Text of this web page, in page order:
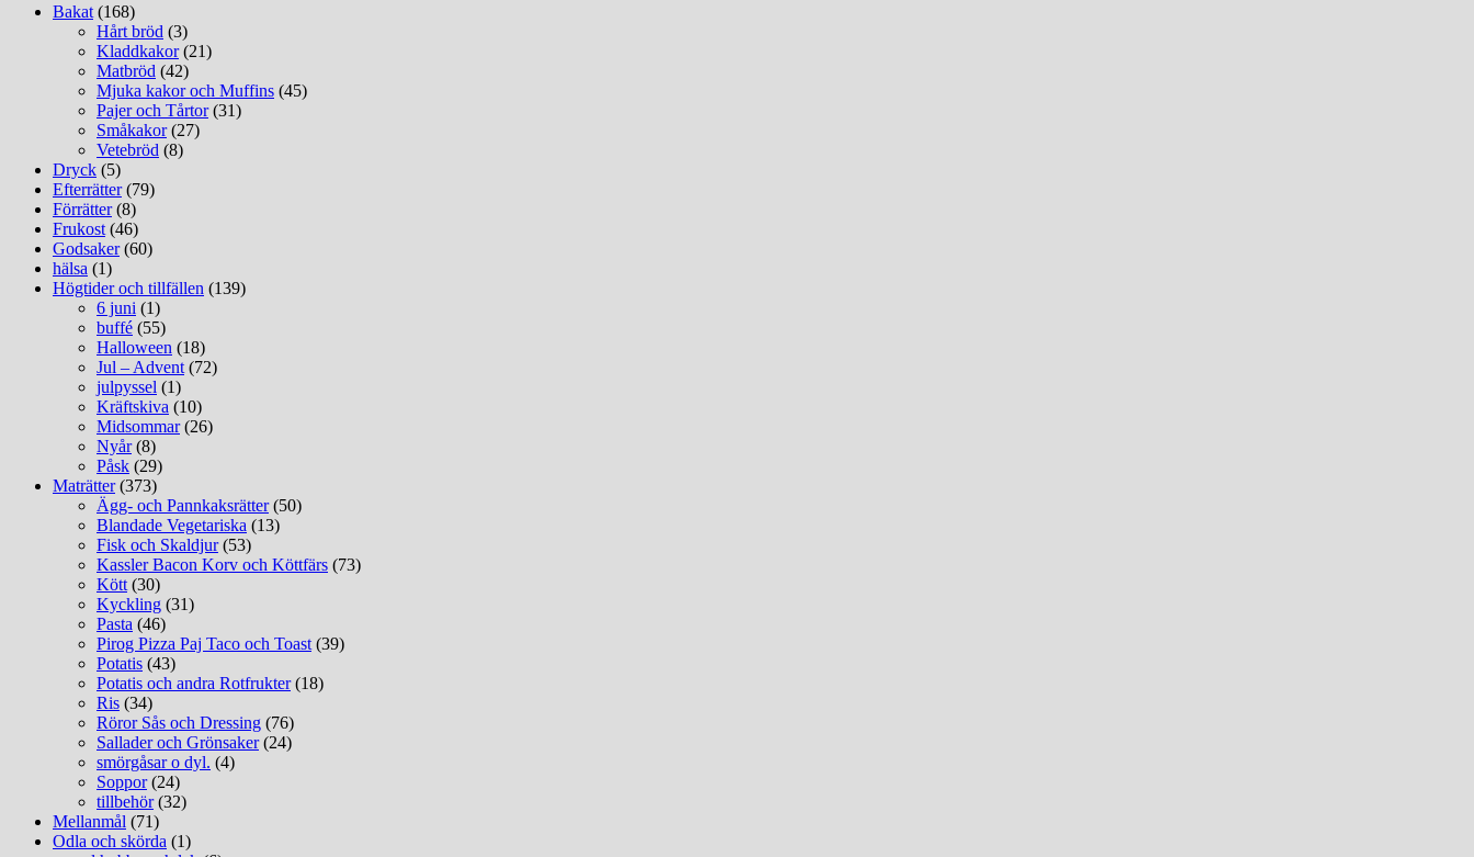
Bakat (168)
Hårt bröd (3)
Kladdkakor(21)
Matbröd (42)
Mjuka kakor och Muffins (45)
Pajer och Tårtor(31)
Småkakor(27)
Vetebröd (8)
Dryck (5)
Efterrätter(79)
Förrätter(8)
Frukost (46)
Godsaker(60)
hälsa (1)
Högtider och tillfällen (139)
6 juni (1)
buffé (55)
Halloween (18)
Jul – Advent (72)
julpyssel (1)
Kräftskiva (10)
Midsommar(26)
Nyår(8)
Påsk (29)
Maträtter(373)
Ägg- och Pannkaksrätter(50)
Blandade Vegetariska (13)
Fisk och Skaldjur(53)
Kassler Bacon Korv och Köttfärs (73)
Kött (30)
Kyckling (31)
Pasta (46)
Pirog Pizza Paj Taco och Toast (39)
Potatis (43)
Potatis och andra Rotfrukter(18)
Ris (34)
Röror Sås och Dressing (76)
Sallader och Grönsaker(24)
smörgåsar o dyl. (4)
Soppor(24)
tillbehör(32)
Mellanmål (71)
Odla och skörda (1)